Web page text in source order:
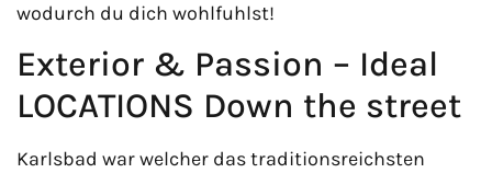
wodurch du dich wohlfuhlst!
Exterior & Passion – Ideal
LOCATIONS Down the street
Karlsbad war welcher das traditionsreichsten